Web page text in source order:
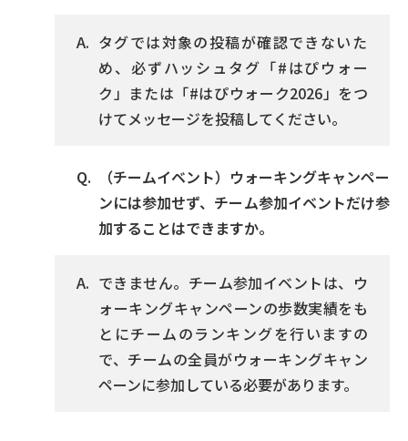
タグでは対象の投稿が確認できないた
め、必ずハッシュタグ「#はぴウォー
ク」または「#はぴウォーク2026」をつ
けてメッセージを投稿してください。
（チームイベント）ウォーキングキャンペー
ンには参加せず、チーム参加イベントだけ参
加することはできますか。
できません。チーム参加イベントは、ウ
ォーキングキャンペーンの歩数実績をも
とにチームのランキングを行いますの
で、チームの全員がウォーキングキャン
ペーンに参加している必要があります。